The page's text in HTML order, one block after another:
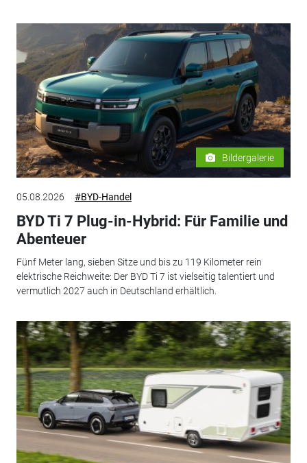
Bildergalerie
05.08.2026 #BYD-Handel
BYD Ti 7 Plug-in-Hybrid: Für Familie und
Abenteuer
Fünf Meter lang, sieben Sitze und bis zu 119 Kilometer rein
elektrische Reichweite: Der BYD Ti 7 ist vielseitig talentiert und
vermutlich 2027 auch in Deutschland erhältlich.